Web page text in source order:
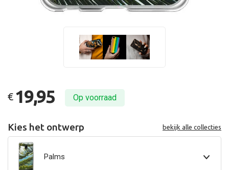
€ 19,95 Op voorraad
Kies het ontwerp bekijk alle collecties
Palms